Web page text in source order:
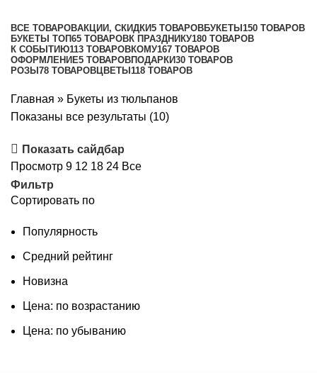
ВСЕ ТОВАРОВАКЦИИ, СКИДКИ5 ТОВАРОВБУКЕТЫ 150 ТОВАРОВ
БУКЕТЫ ТОП65 ТОВАРОВК ПРАЗДНИКУ180 ТОВАРОВ
К СОБЫТИЮ113 ТОВАРОВКОМУ167 ТОВАРОВ
ОФОРМЛЕНИЕ5 ТОВАРОВПОДАРКИ30 ТОВАРОВ
РОЗЫ 78 ТОВАРОВЦВЕТЫ 118 ТОВАРОВ
Главная » Букеты из тюльпанов
Показаны все результаты (10)Цены:
Показать сайдбар
Просмотр 9 12 18 24 Все
Фильтр
Сортировать по
Популярность
Средний рейтинг
Новизна
Цена: по возрастанию
Цена: по убыванию